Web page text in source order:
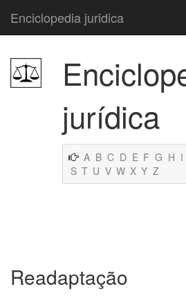
Enciclopedia juridica
jurídica
A B C D E F G H I
S T U V W X Y Z
Readaptação